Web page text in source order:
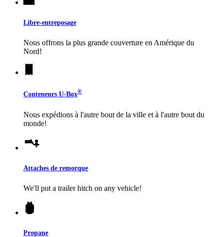
Libre-entreposage
Nous offrons la plus grande couverture en Amérique du
Nord!
Conteneurs U-Box®
Nous expédions à l'autre bout de la ville et à l'autre bout du
monde!
Attaches de remorque
We'll put a trailer hitch on any vehicle!
Propane